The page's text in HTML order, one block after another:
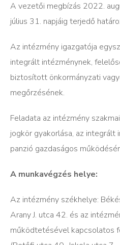
A vezetői megbízás 2022.
július 31. napjáig terjedő
Az intézmény igazgatója
integrált intézménynek,
biztosított önkormányzati
megőrzésének.
Feladata az intézmény
jogkör gyakorlása, az
panzió gazdaságos
A munkavégzés helye:
Az intézmény székhelye:
Arany J. utca 42. és az
működtetésével kapcsolatos